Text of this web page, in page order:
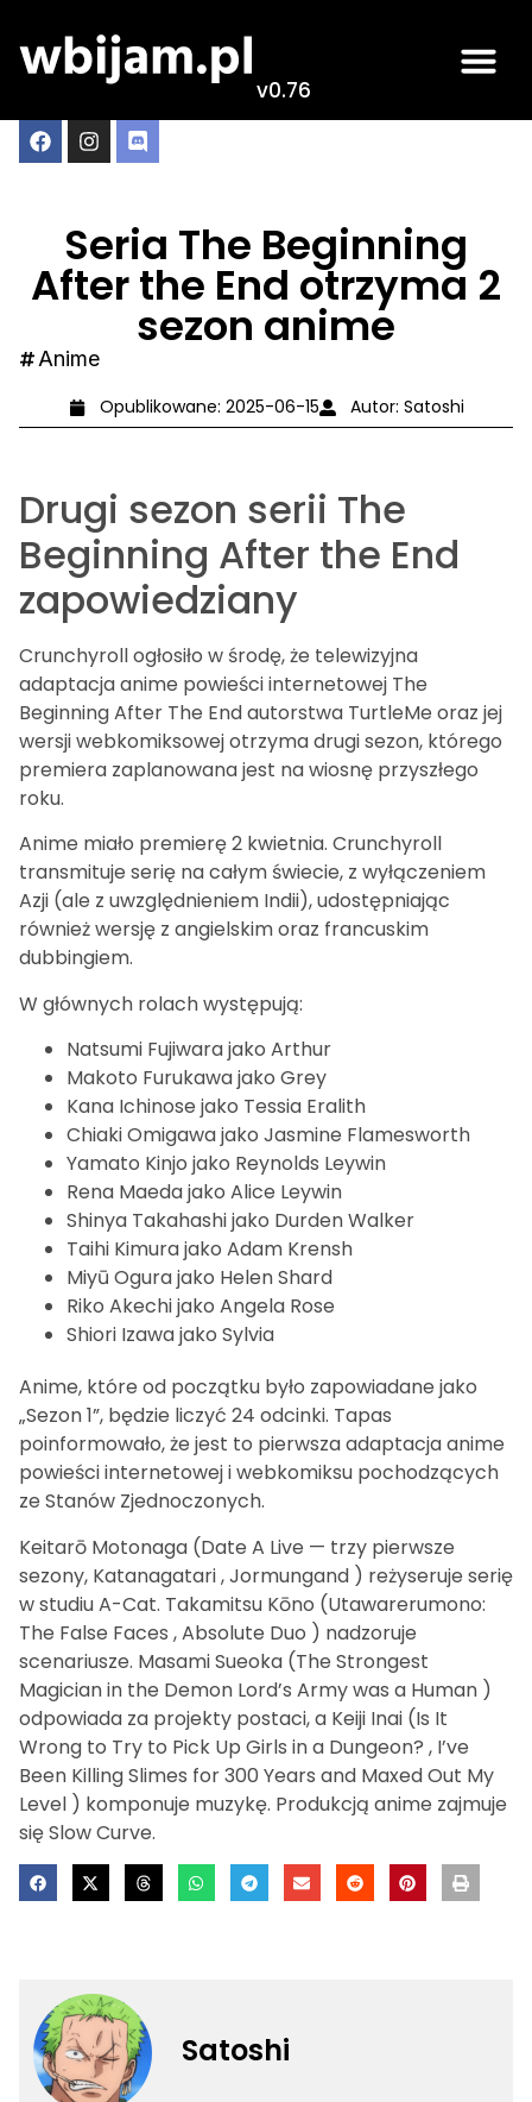
v0.76
Seria The Beginning
After the End otrzyma 2
sezon anime
Anime
Opublikowane: 2025-06-15 Autor: Satoshi
Drugi sezon serii The
Beginning After the End
zapowiedziany
Crunchyroll ogłosiło w środę, że telewizyjna
adaptacja anime powieści internetowej The
Beginning After The End autorstwa TurtleMe oraz jej
wersji webkomiksowej otrzyma drugi sezon, którego
premiera zaplanowana jest na wiosnę przyszłego
roku.
Anime miało premierę 2 kwietnia. Crunchyroll
transmituje serię na całym świecie, z wyłączeniem
Azji (ale z uwzględnieniem Indii), udostępniając
również wersję z angielskim oraz francuskim
dubbingiem.
W głównych rolach występują:
Natsumi Fujiwara jako Arthur
Makoto Furukawa jako Grey
Kana Ichinose jako Tessia Eralith
Chiaki Omigawa jako Jasmine Flamesworth
Yamato Kinjo jako Reynolds Leywin
Rena Maeda jako Alice Leywin
Shinya Takahashi jako Durden Walker
Taihi Kimura jako Adam Krensh
Miyū Ogura jako Helen Shard
Riko Akechi jako Angela Rose
Shiori Izawa jako Sylvia
Anime, które od początku było zapowiadane jako
„Sezon 1”, będzie liczyć 24 odcinki. Tapas
poinformowało, że jest to pierwsza adaptacja anime
powieści internetowej i webkomiksu pochodzących
ze Stanów Zjednoczonych.
Keitarō Motonaga (Date A Live — trzy pierwsze
sezony, Katanagatari , Jormungand ) reżyseruje serię
w studiu A-Cat. Takamitsu Kōno (Utawarerumono:
The False Faces , Absolute Duo ) nadzoruje
scenariusze. Masami Sueoka (The Strongest
Magician in the Demon Lord’s Army was a Human )
odpowiada za projekty postaci, a Keiji Inai (Is It
Wrong to Try to Pick Up Girls in a Dungeon? , I’ve
Been Killing Slimes for 300 Years and Maxed Out My
Level ) komponuje muzykę. Produkcją anime zajmuje
się Slow Curve.
Satoshi